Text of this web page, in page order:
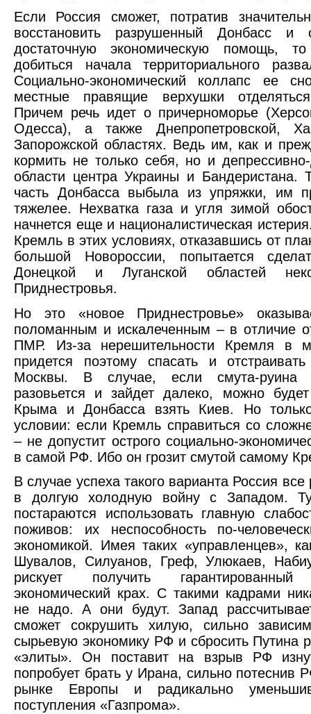
Если Россия сможет, потратив
восстановить разрушенный Донбасс и
достаточную экономическую помощь,
добиться начала территориального
Социально-экономический коллапс ее
местные правящие верхушки
Причем речь идет о причерноморье
Одесса), а также Днепропетровской,
Запорожской областях. Ведь им, как и
кормить не только себя, но и
области центра Украины и Бандеристана.
часть Донбасса выбыла из упряжки, им
тяжелее. Нехватка газа и угля зимой
начнется еще и националистическая
Кремль в этих условиях, отказавшись от
большой Новороссии, попытается
Донецкой и Луганской областей
Приднестровья.
Но это «новое Приднестровье»
поломанным и искалеченным – в отличие
ПМР. Из-за нерешительности Кремля в
придется поэтому спасать и
Москвы. В случае, если смута-руина
разовьется и зайдет далеко, можно
Крыма и Донбасса взять Киев. Но
условии: если Кремль справиться со
– не допустит острого социально-
в самой РФ. Ибо он грозит смутой самому
В случае успеха такого варианта Россия все
в долгую холодную войну с Западом.
постараются использовать главную
поживов: их неспособность по-
экономикой. Имея таких «управленцев»,
Шувалов, Силуанов, Греф, Улюкаев,
рискует получить гарантированный
экономический крах. С такими кадрами
не надо. А они будут. Запад
сможет сокрушить хилую, сильно
сырьевую экономику РФ и сбросить Путина
«элиты». Он поставит на взрыв РФ
попробует брать у Ирана, сильно потеснив
рынке Европы и радикально
поступления «Газпрома».